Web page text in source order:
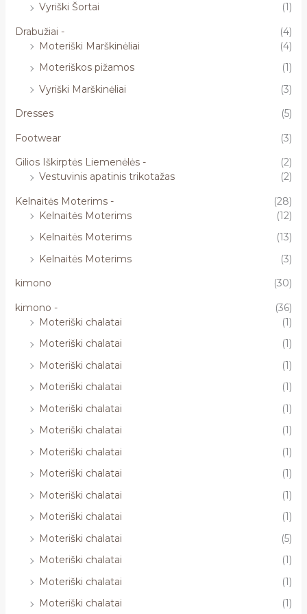
Vyriški Šortai
(1)
Drabužiai -
(4)
Moteriški Marškinėliai
(4)
Moteriškos pižamos
(1)
Vyriški Marškinėliai
(3)
Dresses
(5)
Footwear
(3)
Gilios Iškirptės Liemenėlės -
(2)
Vestuvinis apatinis trikotažas
(2)
Kelnaitės Moterims -
(28)
Kelnaitės Moterims
(12)
Kelnaitės Moterims
(13)
Kelnaitės Moterims
(3)
kimono
(30)
kimono -
(36)
Moteriški chalatai
(1)
Moteriški chalatai
(1)
Moteriški chalatai
(1)
Moteriški chalatai
(1)
Moteriški chalatai
(1)
Moteriški chalatai
(1)
Moteriški chalatai
(1)
Moteriški chalatai
(1)
Moteriški chalatai
(1)
Moteriški chalatai
(1)
Moteriški chalatai
(5)
Moteriški chalatai
(1)
Moteriški chalatai
(1)
Moteriški chalatai
(1)